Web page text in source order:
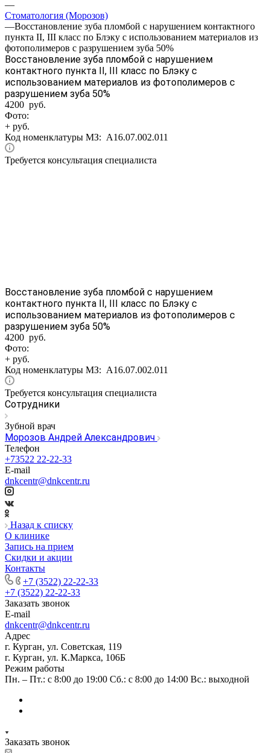
—
Стоматология (Морозов)
—Восстановление зуба пломбой с нарушением контактного
пункта II, III класс по Блэку с использованием материалов из
фотополимеров с разрушением зуба 50%
Восстановление зуба пломбой с нарушением
контактного пункта II, III класс по Блэку с
использованием материалов из фотополимеров с
разрушением зуба 50%
4200 руб.
Фото:
+ руб.
Код номенклатуры МЗ: A16.07.002.011
Требуется консультация специалиста
Восстановление зуба пломбой с нарушением
контактного пункта II, III класс по Блэку с
использованием материалов из фотополимеров с
разрушением зуба 50%
4200 руб.
Фото:
+ руб.
Код номенклатуры МЗ: A16.07.002.011
Требуется консультация специалиста
Сотрудники
Зубной врач
Морозов Андрей Александрович
Телефон
+73522 22-22-33
E-mail
dnkcentr@dnkcentr.ru
Назад к списку
О клинике
Запись на прием
Скидки и акции
Контакты
+7 (3522) 22-22-33
+7 (3522) 22-22-33
Заказать звонок
E-mail
dnkcentr@dnkcentr.ru
Адрес
г. Курган, ул. Советская, 119
г. Курган, ул. К.Маркса, 106Б
Режим работы
Пн. – Пт.: с 8:00 до 19:00 Сб.: с 8:00 до 14:00 Вс.: выходной
Заказать звонок